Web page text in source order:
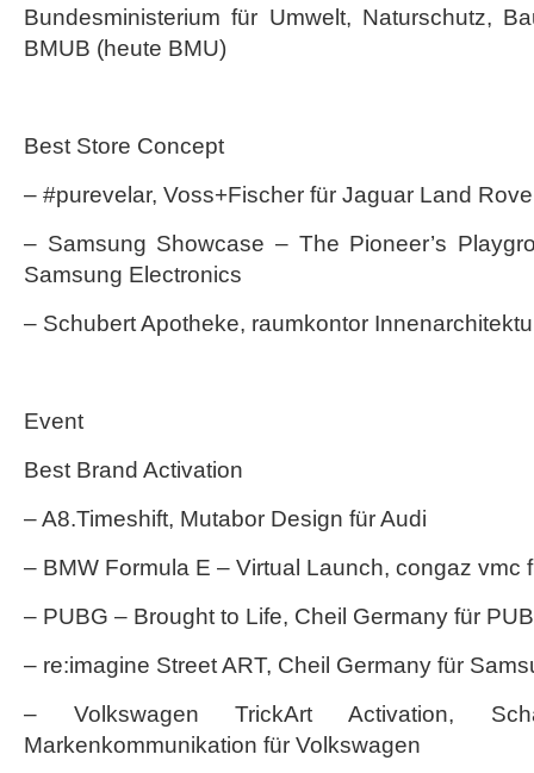
Bundesministerium für Umwelt, Naturschutz,
BMUB (heute BMU)
Best Store Concept
– #purevelar, Voss+Fischer für Jaguar Land
– Samsung Showcase – The Pioneer’s
Samsung Electronics
– Schubert Apotheke, raumkontor
Event
Best Brand Activation
– A8.Timeshift, Mutabor Design für Audi
– BMW Formula E – Virtual Launch, congaz vmc
– PUBG – Brought to Life, Cheil Germany für
– re:imagine Street ART, Cheil Germany für
– Volkswagen TrickArt Activation,
Markenkommunikation für Volkswagen